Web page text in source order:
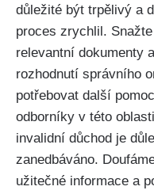
důležité být trpělivý a
proces zrychlil.
relevantní dokumenty
rozhodnutí správního
potřebovat další
odborníky v této
invalidní důchod je
zanedbáváno.
užitečné informace a